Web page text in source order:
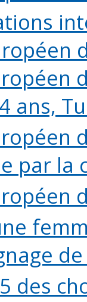
ans,
par la
de
des